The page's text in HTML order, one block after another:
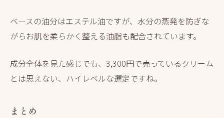
ベースの油分はエステル油ですが、水分の蒸発を防ぎな
がらお肌を柔らかく整える油脂も配合されています。
成分全体を見た感じでも、3,300円で売っているクリーム
とは思えない、ハイレベルな選定ですね。
まとめ